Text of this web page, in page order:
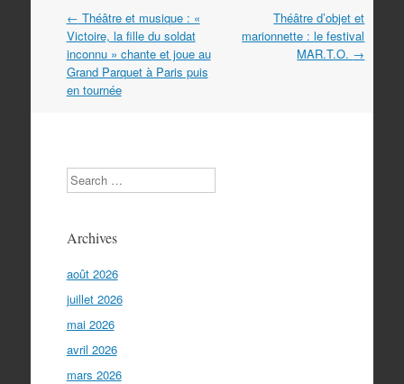
Navigation
dans
les
articles
← Théâtre et musique : «
Victoire, la fille du soldat
inconnu » chante et joue au
Grand Parquet à Paris puis
en tournée
Théâtre d’objet et
marionnette : le festival
MAR.T.O. →
Search
Archives
août 2026
juillet 2026
mai 2026
avril 2026
mars 2026